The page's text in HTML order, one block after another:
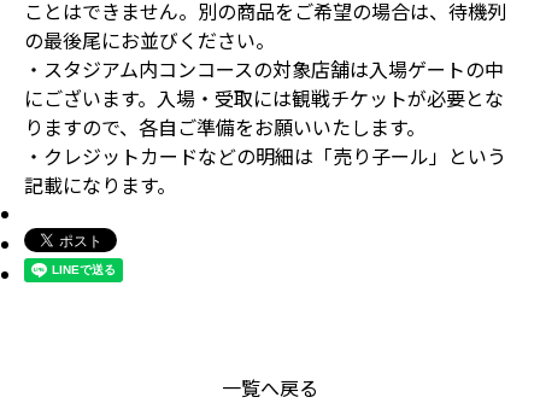
ことはできません。別の商品をご希望の場合は、待機列
の最後尾にお並びください。
・スタジアム内コンコースの対象店舗は入場ゲートの中
にございます。入場・受取には観戦チケットが必要とな
りますので、各自ご準備をお願いいたします。
・クレジットカードなどの明細は「売り子ール」という
記載になります。
一覧へ戻る